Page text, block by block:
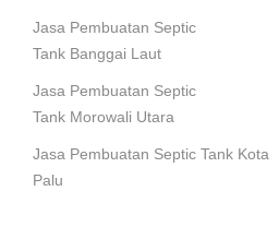
Jasa Pembuatan Septic
Tank Banggai Laut
Jasa Pembuatan Septic
Tank Morowali Utara
Jasa Pembuatan Septic Tank Kota
Palu